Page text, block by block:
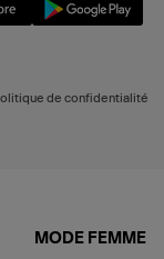
de confidentialité
MODE FEMME